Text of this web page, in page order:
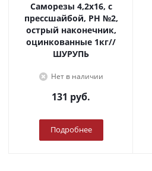
Саморезы 4,2х16, с
прессшайбой, PH №2,
острый наконечник,
оцинкованные 1кг//
ШУРУПЬ
Нет в наличии
131 руб.
Подробнее